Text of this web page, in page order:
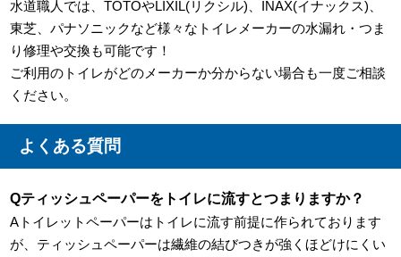
水道職人では、TOTOやLIXIL(リクシル)、INAX(イナックス)、
東芝、パナソニックなど様々なトイレメーカーの水漏れ・つま
り修理や交換も可能です！
ご利用のトイレがどのメーカーか分からない場合も一度ご相談
ください。
よくある質問
Qティッシュペーパーをトイレに流すとつまりますか？
Aトイレットペーパーはトイレに流す前提に作られております
が、ティッシュペーパーは繊維の結びつきが強くほどけにくい